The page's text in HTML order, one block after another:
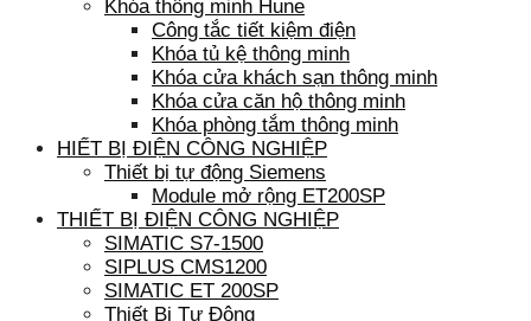
Khóa thông minh Hune
Công tắc tiết kiệm điện
Khóa tủ kệ thông minh
Khóa cửa khách sạn thông minh
Khóa cửa căn hộ thông minh
Khóa phòng tắm thông minh
HIẾT BỊ ĐIỆN CÔNG NGHIỆP
Thiết bị tự động Siemens
Module mở rộng ET200SP
THIẾT BỊ ĐIỆN CÔNG NGHIỆP
SIMATIC S7-1500
SIPLUS CMS1200
SIMATIC ET 200SP
Thiết Bị Tự Động